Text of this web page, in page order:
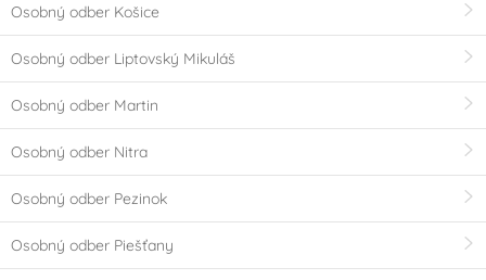
Osobný odber Košice
Osobný odber Liptovský Mikuláš
Osobný odber Martin
Osobný odber Nitra
Osobný odber Pezinok
Osobný odber Piešťany